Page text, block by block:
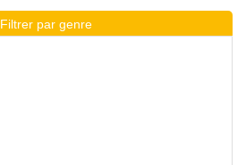
Filtrer par genre